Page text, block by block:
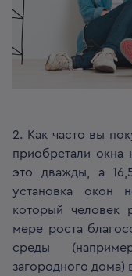
2. Как часто вы
приобретали окна
это дважды, а
установка окон
который человек
мере роста
среды
загородного дома)